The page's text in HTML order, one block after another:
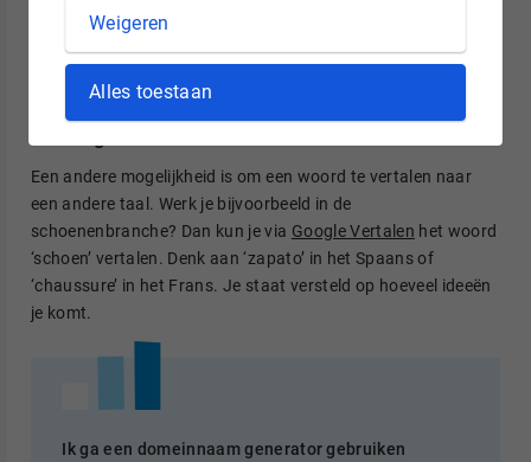
Weigeren
Alles toestaan
vinden waar mensen vaak naar zoeken. Typ hiervoor een
term in de balk en druk niet op ‘Enter’. Google geeft via een
dropdown suggesties waarop je weer verder kunt borduren.
Een andere mogelijkheid is om een woord te vertalen naar
een andere taal. Werk je bijvoorbeeld in de
schoenenbranche? Dan kun je via Google Vertalen het woord
‘schoen’ vertalen. Denk aan ‘zapato’ in het Spaans of
‘chaussure’ in het Frans. Je staat versteld op hoeveel ideeën
je komt.
Ik ga een domeinnaam generator gebruiken